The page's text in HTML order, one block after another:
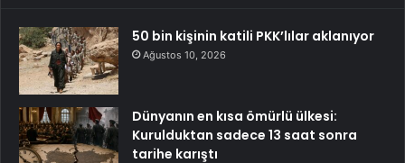
50 bin kişinin katili PKK’lılar aklanıyor
Ağustos 10, 2026
Dünyanın en kısa ömürlü ülkesi:
Kurulduktan sadece 13 saat sonra
tarihe karıştı